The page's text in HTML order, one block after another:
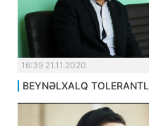
16:39 21.11.2020
BEYNƏLXALQ